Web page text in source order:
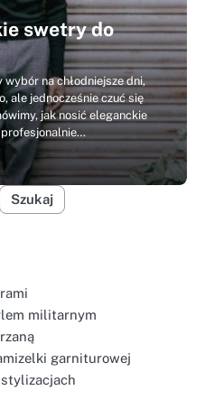
swetry do
na chłodniejsze dni,
ale jednocześnie czuć się
jak nosić eleganckie
militarnym
garniturowej